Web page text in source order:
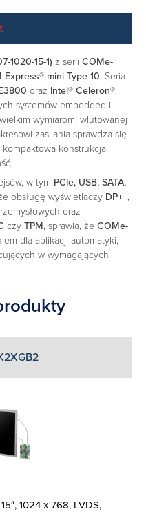
1020-15-1) z serii COMe-
Express® mini Type 10. Seria
oraz Intel® Celeron®,
systemów embedded i
wymiarom, wlutowanej
zasilania sprawdza się
konstrukcja,
w tym PCIe, USB, SATA,
obsługę wyświetlaczy DP++,
oraz
czy TPM, sprawia, że COMe-
dla aplikacji automatyki,
w wymagających
1024 x 768, LVDS,